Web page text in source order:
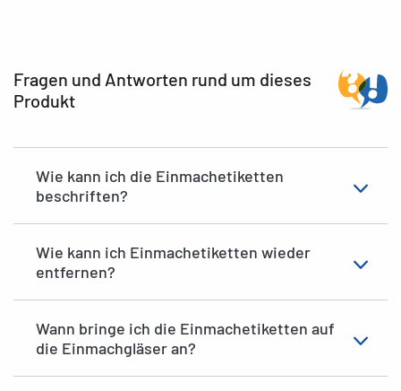
Fragen und Antworten rund um dieses
Produkt
Wie kann ich die Einmachetiketten
beschriften?
Wie kann ich Einmachetiketten wieder
entfernen?
Wann bringe ich die Einmachetiketten auf
die Einmachgläser an?